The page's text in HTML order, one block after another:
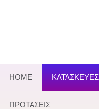
HOME ΚΑΤΑΣΚΕΥΕΣ
ΠΡΟΤΑΣΕΙΣ